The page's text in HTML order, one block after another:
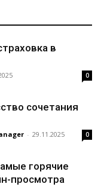
в
0
сочетания
- 29.11.2025 0
горячие
просмотра